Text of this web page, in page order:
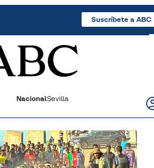
Suscríbete a ABC
NacionalSevilla